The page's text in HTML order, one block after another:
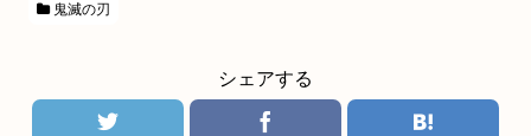
鬼滅の刃
シェアする